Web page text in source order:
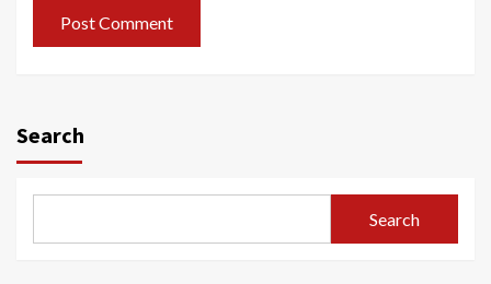
Search
Search